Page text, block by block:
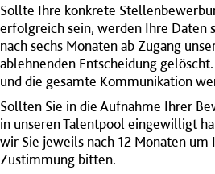
Sollte Ihre konkrete
erfolgreich sein, werden Ihre Daten
nach sechs Monaten ab Zugang
ablehnenden Entscheidung
und die gesamte Kommunikation
Sollten Sie in die Aufnahme Ihrer
in unseren Talentpool eingewilligt
wir Sie jeweils nach 12 Monaten um
Zustimmung bitten.